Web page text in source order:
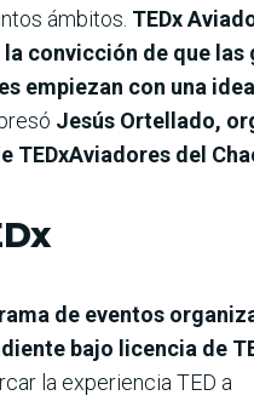
ámbitos. TEDx
la convicción de que las
empiezan con una idea
Jesús Ortellado,
TEDxAviadores del
de eventos
bajo licencia de
la experiencia TED a